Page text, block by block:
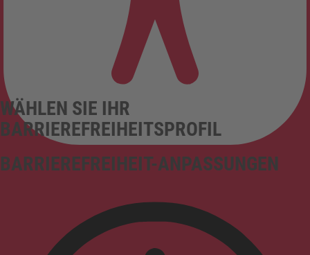
BARRIEREFREIHEIT-ANPASSUNGEN
WÄHLEN SIE IHR
BARRIEREFREIHEITSPROFIL